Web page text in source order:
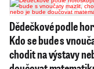
Dědečkové podle
Kdo se bude s
chodit na výstavy